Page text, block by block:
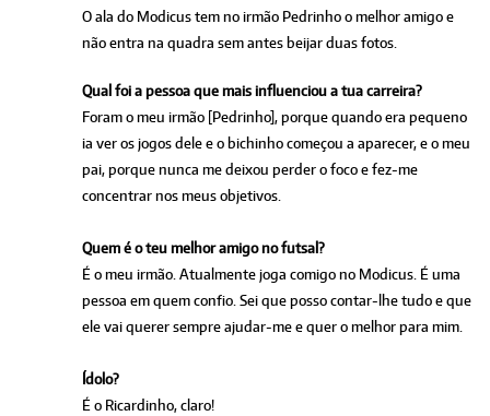
O ala do Modicus tem no irmão Pedrinho o melhor amigo e
não entra na quadra sem antes beijar duas fotos.
Qual foi a pessoa que mais influenciou a tua carreira?
Foram o meu irmão [Pedrinho], porque quando era pequeno
ia ver os jogos dele e o bichinho começou a aparecer, e o meu
pai, porque nunca me deixou perder o foco e fez-me
concentrar nos meus objetivos.
Quem é o teu melhor amigo no futsal?
É o meu irmão. Atualmente joga comigo no Modicus. É uma
pessoa em quem confio. Sei que posso contar-lhe tudo e que
ele vai querer sempre ajudar-me e quer o melhor para mim.
Ídolo?
É o Ricardinho, claro!